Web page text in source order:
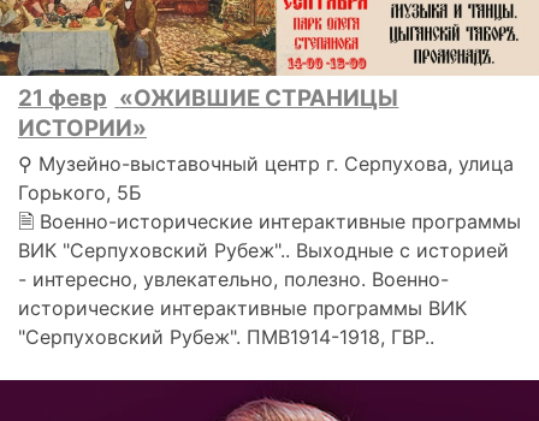
21 февр «ОЖИВШИЕ СТРАНИЦЫ
ИСТОРИИ»
⚲ Музейно-выставочный центр г. Серпухова, улица
Горького, 5Б
🗎 Военно-исторические интерактивные программы
ВИК "Серпуховский Рубеж".. Выходные с историей
- интересно, увлекательно, полезно. Военно-
исторические интерактивные программы ВИК
"Серпуховский Рубеж". ПМВ1914-1918, ГВР..